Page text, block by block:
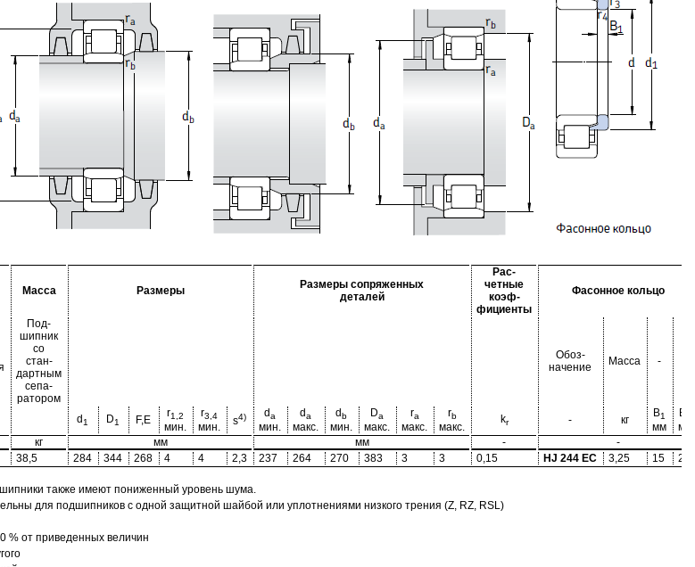
Масса Размеры
Размеры сопряженных
деталей
Рас-
четные
коэф-
фициенты
Фасонное кольцо
Под-
шипник
со
стан-
дартным
сепа-
ратором
Обоз-
начение
Масса -
d1 D1 F,E
r1,2
мин.
r3,4
мин.
s4) da
мин.
da
макс.
d b
мин.
Da
макс.
ra
макс.
rb
макс.
kr - кг
B1
мм
B
мм
кг мм мм -
-
38,5 284 344 268 4 4 2,3 237 264 270 383 3 3 0,15 HJ 244 EC 3,25 15 25
также имеют пониженный уровень шума.
для подшипников с одной защитной шайбой или уплотнениями низкого трения (Z, RZ, RSL)
% от приведенных величин